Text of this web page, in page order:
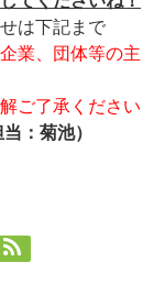
は下記まで
業、団体等の主
ご了承ください
：菊池）